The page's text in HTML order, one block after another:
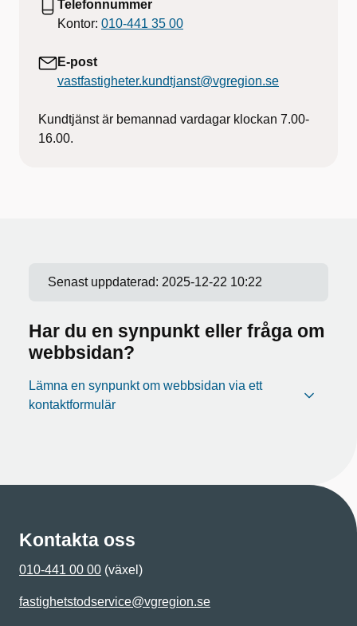
Telefonnummer
Kontor: 010-441 35 00
E-post
vastfastigheter.kundtjanst@vgregion.se
Kundtjänst är bemannad vardagar klockan 7.00-
16.00.
Senast uppdaterad: 2025-12-22 10:22
Har du en synpunkt eller fråga om
webbsidan?
Lämna en synpunkt om webbsidan via ett
kontaktformulär
Kontakta oss
010-441 00 00 (växel)
fastighetstodservice@vgregion.se